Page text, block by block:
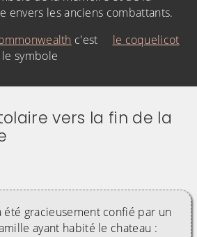
envers les anciens combattants.
c'est
le coquelicot
symbole
vers la fin de la
été gracieusement confié par un
ayant habité le chateau :